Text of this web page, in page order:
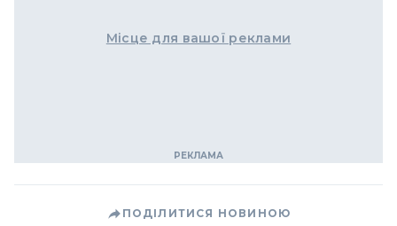
Місце для вашої реклами
ПОДІЛИТИСЯ НОВИНОЮ